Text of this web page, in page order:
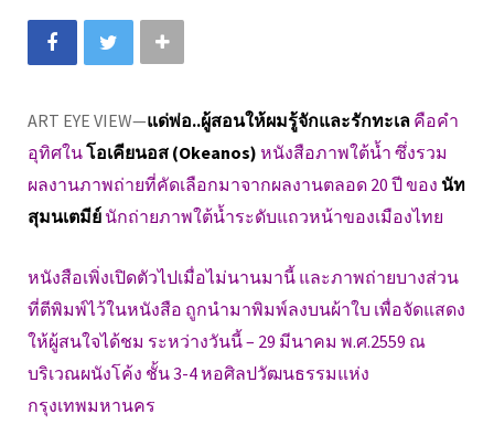
ART EYE VIEW—แด่พ่อ..ผู้สอนให้ผมรู้จักและรักทะเล คือคำ
อุทิศในโอเคียนอส (Okeanos) หนังสือภาพใต้น้ำ ซึ่งรวม
ผลงานภาพถ่ายที่คัดเลือกมาจากผลงานตลอด 20 ปี ของ นัท
สุมนเตมีย์ นักถ่ายภาพใต้น้ำระดับแถวหน้าของเมืองไทย
หนังสือเพิ่งเปิดตัวไปเมื่อไม่นานมานี้ และภาพถ่ายบางส่วน
ที่ตีพิมพ์ไว้ในหนังสือ ถูกนำมาพิมพ์ลงบนผ้าใบ เพื่อจัดแสดง
ให้ผู้สนใจได้ชม ระหว่างวันนี้ – 29 มีนาคม พ.ศ.2559 ณ
บริเวณผนังโค้ง ชั้น 3-4 หอศิลปวัฒนธรรมแห่ง
กรุงเทพมหานคร